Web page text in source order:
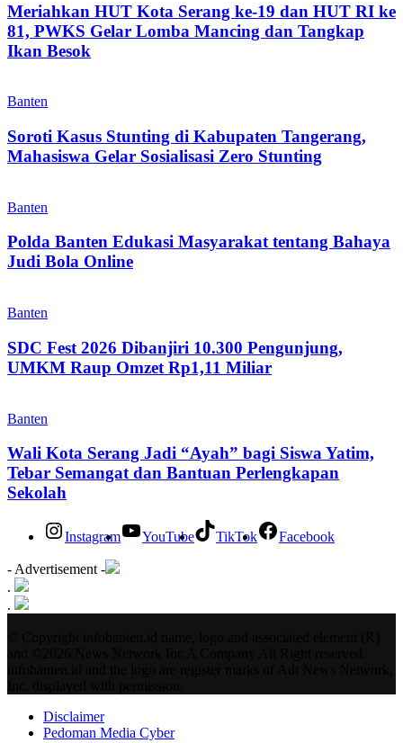
Meriahkan HUT Kota Serang ke-19 dan HUT RI ke
81, PWKS Gelar Lomba Mancing dan Tangkap
Ikan Besok
Banten
Soroti Kasus Stunting di Kabupaten Tangerang,
Mahasiswa Gelar Sosialisasi Zero Stunting
Banten
Polda Banten Edukasi Masyarakat tentang Bahaya
Judi Bola Online
Banten
SDC Fest 2026 Dibanjiri 10.300 Pengunjung,
UMKM Raup Omzet Rp1,11 Miliar
Banten
Wali Kota Serang Jadi “Ayah” bagi Siswa Yatim,
Tebar Semangat dan Bantuan Perlengkapan
Sekolah
Instagram YouTube TikTok Facebook
- Advertisement -
.
.
Disclaimer
Pedoman Media Cyber